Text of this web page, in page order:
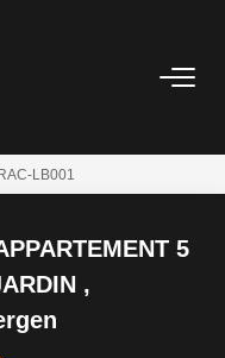
LB001
5
,